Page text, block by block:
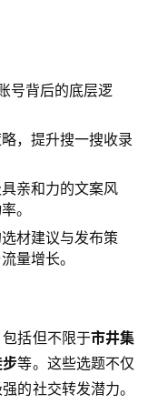
号背后的底层逻
，提升搜一搜收录
亲和力的文案风
。
材建议与发布策
量增长。
括但不限于市井集
等。这些选题不仅
的社交转发潜力。